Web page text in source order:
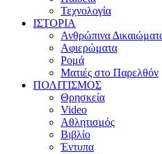
Τεχνολογία
ΙΣΤΟΡΙΑ
Ανθρώπινα
Αφιερώματα
Ρομά
Ματιές στο Παρελθόν
ΠΟΛΙΤΙΣΜΟΣ
Θρησκεία
Video
Αθλητισμός
Βιβλίο
Έντυπα